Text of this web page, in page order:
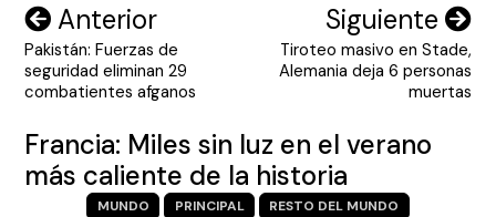
Navegación
de
entradas
Anterior
Pakistán: Fuerzas de
seguridad eliminan 29
combatientes afganos
Siguiente
Tiroteo masivo en Stade,
Alemania deja 6 personas
muertas
Francia: Miles sin luz en el verano
más caliente de la historia
MUNDO PRINCIPAL
RESTO DEL MUNDO